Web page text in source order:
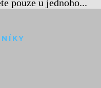
pouze u jednoho...